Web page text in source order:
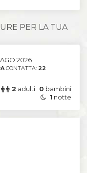
PER LA TUA
AGO 2026
CONTATTA: 22
2 adulti 0 bambini
1 notte